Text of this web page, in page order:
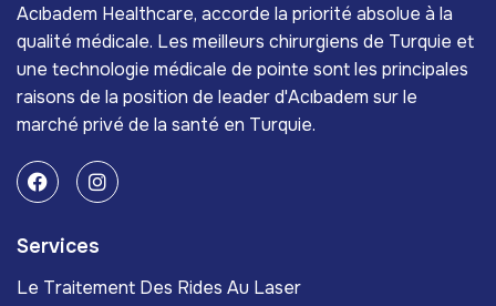
Acıbadem Healthcare, accorde la priorité absolue à la
qualité médicale. Les meilleurs chirurgiens de Turquie et
une technologie médicale de pointe sont les principales
raisons de la position de leader d'Acıbadem sur le
marché privé de la santé en Turquie.
Services
Le Traitement Des Rides Au Laser